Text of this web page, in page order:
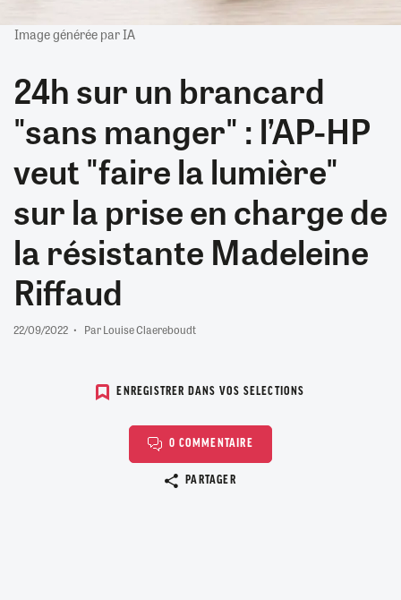
Image générée par IA
24h sur un brancard
"sans manger" : l’AP-HP
veut "faire la lumière"
sur la prise en charge de
la résistante Madeleine
Riffaud
22/09/2022 Par Louise Claereboudt
ENREGISTRER DANS VOS SELECTIONS
0 COMMENTAIRE
PARTAGER